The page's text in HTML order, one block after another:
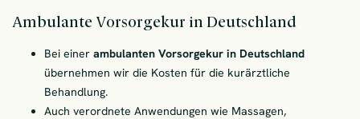
Ambulante Vorsorgekur in Deutschland
Bei einer ambulanten Vorsorgekur in Deutschland
übernehmen wir die Kosten für die kurärztliche
Behandlung.
Auch verordnete Anwendungen wie Massagen,